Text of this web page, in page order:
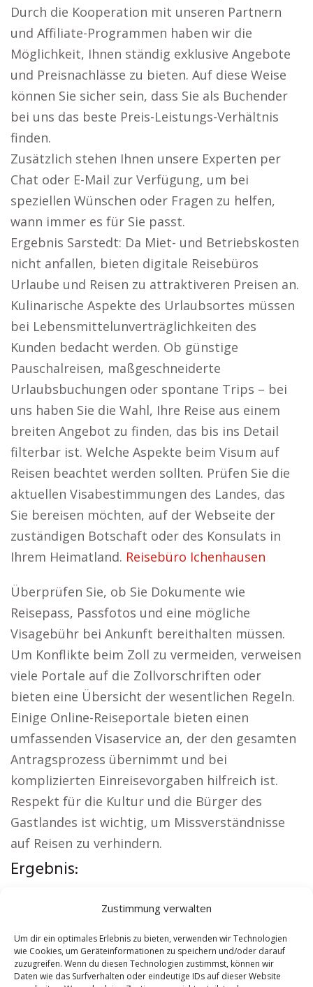
Zustimmung verwalten
Um dir ein optimales Erlebnis zu bieten, verwenden wir Technologien
wie Cookies, um Geräteinformationen zu speichern und/oder darauf
zuzugreifen. Wenn du diesen Technologien zustimmst, können wir
Daten wie das Surfverhalten oder eindeutige IDs auf dieser Website
Durch die Kooperation mit unseren Partnern
und Affiliate-Programmen haben wir die
Möglichkeit, Ihnen ständig exklusive Angebote
und Preisnachlässe zu bieten. Auf diese Weise
können Sie sicher sein, dass Sie als Buchender
bei uns das beste Preis-Leistungs-Verhältnis
finden.
Zusätzlich stehen Ihnen unsere Experten per
Chat oder E-Mail zur Verfügung, um bei
speziellen Wünschen oder Fragen zu helfen,
wann immer es für Sie passt.
Ergebnis Sarstedt: Da Miet- und Betriebskosten
nicht anfallen, bieten digitale Reisebüros
Urlaube und Reisen zu attraktiveren Preisen an.
Kulinarische Aspekte des Urlaubsortes müssen
bei Lebensmittelunverträglichkeiten des
Kunden bedacht werden. Ob günstige
Pauschalreisen, maßgeschneiderte
Urlaubsbuchungen oder spontane Trips – bei
uns haben Sie die Wahl, Ihre Reise aus einem
breiten Angebot zu finden, das bis ins Detail
filterbar ist. Welche Aspekte beim Visum auf
Reisen beachtet werden sollten. Prüfen Sie die
aktuellen Visabestimmungen des Landes, das
Sie bereisen möchten, auf der Webseite der
zuständigen Botschaft oder des Konsulats in
Ihrem Heimatland. Reisebüro Ichenhausen
Überprüfen Sie, ob Sie Dokumente wie
Reisepass, Passfotos und eine mögliche
Visagebühr bei Ankunft bereithalten müssen.
Um Konflikte beim Zoll zu vermeiden, verweisen
viele Portale auf die Zollvorschriften oder
bieten eine Übersicht der wesentlichen Regeln.
Einige Online-Reiseportale bieten einen
umfassenden Visaservice an, der den gesamten
Antragsprozess übernimmt und bei
komplizierten Einreisevorgaben hilfreich ist.
Respekt für die Kultur und die Bürger des
Gastlandes ist wichtig, um Missverständnisse
auf Reisen zu verhindern.
Ergebnis:
Versicherung Sarstedt|Wohnung mieten
Sarstedt|Schamane Sarstedt|Reisebüro
Sarstedt|Versicherung Sarstedt